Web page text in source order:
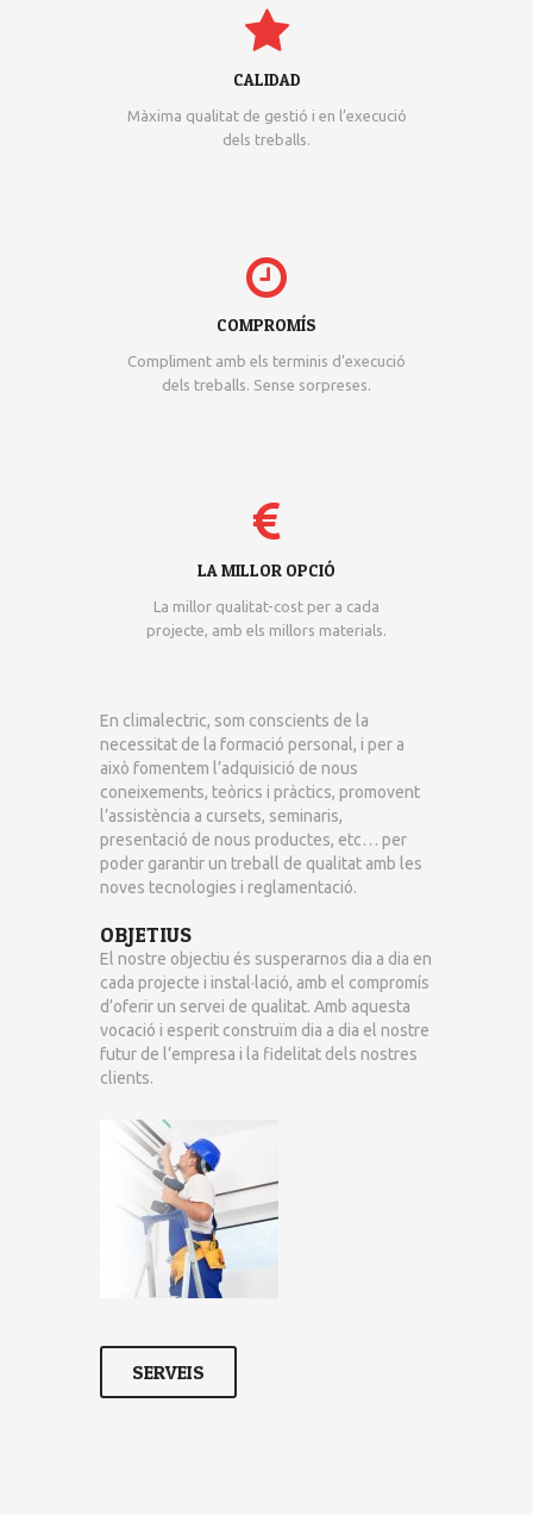
CALIDAD
Màxima qualitat de gestió i en l’execució
dels treballs.
COMPROMÍS
Compliment amb els terminis d’execució
dels treballs. Sense sorpreses.
LA MILLOR OPCIÓ
La millor qualitat-cost per a cada
projecte, amb els millors materials.
En climalectric, som conscients de la
necessitat de la formació personal, i per a
això fomentem l’adquisició de nous
coneixements, teòrics i pràctics, promovent
l’assistència a cursets, seminaris,
presentació de nous productes, etc… per
poder garantir un treball de qualitat amb les
noves tecnologies i reglamentació.
OBJETIUS
El nostre objectiu és susperarnos dia a dia en
cada projecte i instal·lació, amb el compromís
d’oferir un servei de qualitat. Amb aquesta
vocació i esperit construïm dia a dia el nostre
futur de l’empresa i la fidelitat dels nostres
clients.
SERVEIS